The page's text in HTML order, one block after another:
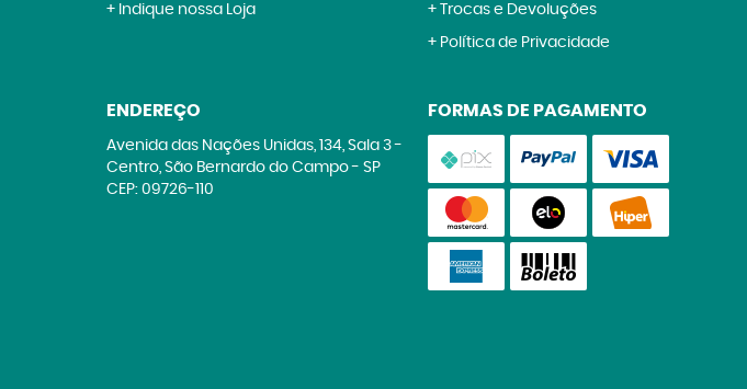
Indique nossa Loja Trocas e Devoluções
Política de Privacidade
ENDEREÇO
Avenida das Nações Unidas, 134, Sala 3-
Centro, São Bernardo do Campo- SP
CEP: 09726-110
FORMAS DE PAGAMENTO